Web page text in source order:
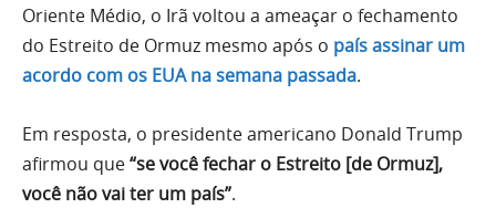
Oriente Médio, o Irã voltou a ameaçar o fechamento
do Estreito de Ormuz mesmo após o país assinar um
acordo com os EUA na semana passada.
Em resposta, o presidente americano Donald Trump
afirmou que“se você fechar o Estreito [de Ormuz],
você não vai ter um país”.